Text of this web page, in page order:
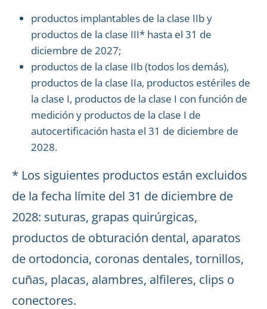
productos implantables de la clase IIb y
productos de la clase III* hasta el 31 de
diciembre de 2027;
productos de la clase IIb (todos los demás),
productos de la clase IIa, productos estériles de
la clase I, productos de la clase I con función de
medición y productos de la clase I de
autocertificación hasta el 31 de diciembre de
2028.
* Los siguientes productos están excluidos
de la fecha límite del 31 de diciembre de
2028: suturas, grapas quirúrgicas,
productos de obturación dental, aparatos
de ortodoncia, coronas dentales, tornillos,
cuñas, placas, alambres, alfileres, clips o
conectores.